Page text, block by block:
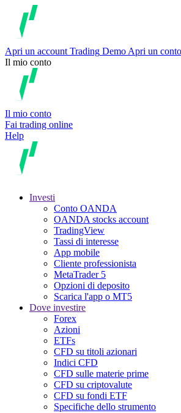
Apri un account Trading Demo Apri un
Il mio conto
Il mio conto
Fai trading online
Help
Investi
Conto OANDA
OANDA stocks account
TradingView
Tassi di interesse
App mobile
Cliente professionista
MetaTrader 5
Opzioni di deposito
Scarica l'app o MT5
Dove investire
Forex
Azioni
ETFs
CFD su titoli azionari
Indici CFD
CFD sulle materie prime
CFD su criptovalute
CFD su fondi ETF
Specifiche dello strumento